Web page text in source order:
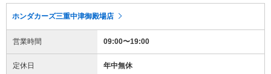
ホンダカーズ三重中津御殿場店
営業時間 09:00〜19:00
定休日 年中無休